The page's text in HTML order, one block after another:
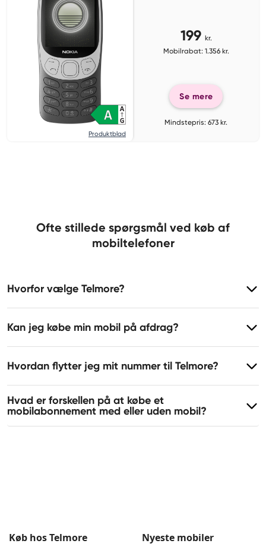
Produktblad
199 kr.
Mobilrabat: 1.356 kr.
Se mere
Mindstepris: 673 kr.
Ofte stillede spørgsmål ved køb af
mobiltelefoner
Hvorfor vælge Telmore?
Kan jeg købe min mobil på afdrag?
Hvordan flytter jeg mit nummer til Telmore?
Hvad er forskellen på at købe et
mobilabonnement med eller uden mobil?
Køb hos Telmore Nyeste mobiler